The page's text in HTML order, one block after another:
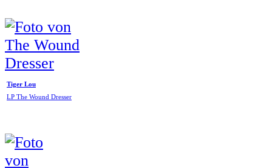
Tiger Lou
LP The Wound Dresser